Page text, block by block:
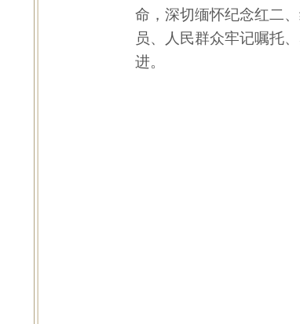
命，深切缅怀纪念红二
员、人民群众牢记嘱托
进。